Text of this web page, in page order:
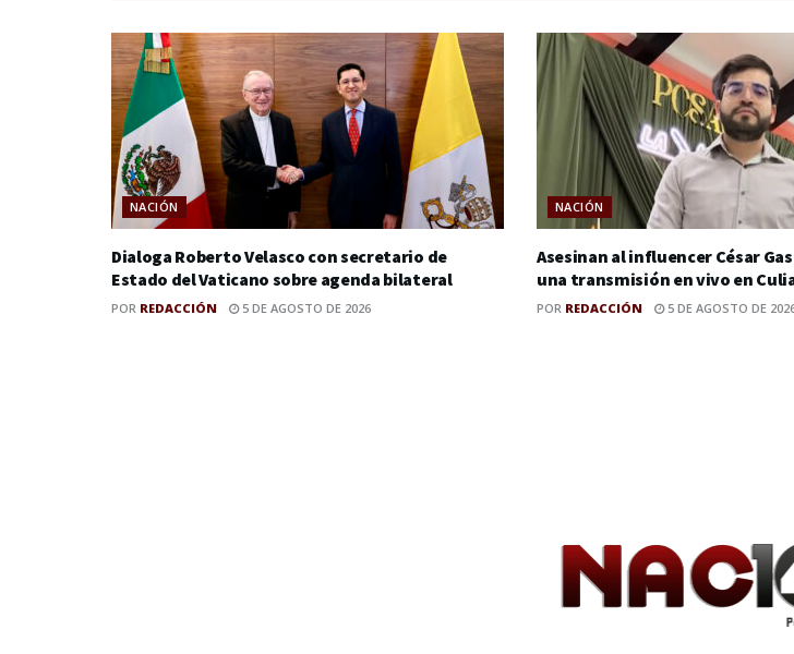
NACIÓN
Dialoga Roberto Velasco con secretario de
Estado del Vaticano sobre agenda bilateral
POR REDACCIÓN 5 DE AGOSTO DE 2026
NACIÓN
Asesinan al influencer César
una transmisión en vivo en
POR REDACCIÓN 5 DE AGOSTO DE